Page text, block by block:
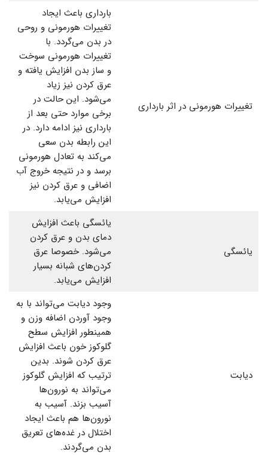
تغییرات هورمونی در اثر بارداری
بارداری باعث ایجاد
تغییرات هورمونی و روحی
در بدن می‌گردد. با
تغییرات هورمونی سوخت
و ساز بدن افزایش یافته و
عرق کردن نیز زیاد
می‌شود. این حالت در
برخی موارد حتی بعد از
بارداری نیز ادامه دارد. در
این رابطه بدن سعی
می‌کند به تعادل هورمونی
برسد و در نتیجه خروج آب
اضافی و عرق کردن نیز
افزایش می‌یابد.
یائسگی
یائسگی باعث افزایش
دمای بدن و عرق کردن
می‌شود. خصوصا عرق
کردن‌های شبانه بسیار
افزایش می‌یابد.
دیابت
وجود دیابت می‌تواند با به
وجود آوردن اضافه وزن و
همینطور افزایش سطح
گلوکوز خون باعث افزایش
عرق کردن شوند. بدین
ترتیب که افزایش گلوکوز
می‌تواند به نورون‌ها
آسیب بزند. آسیب به
نورون‌ها هم باعث ایجاد
اختلال در غده‌های تعریق
بدن می‌گردند.